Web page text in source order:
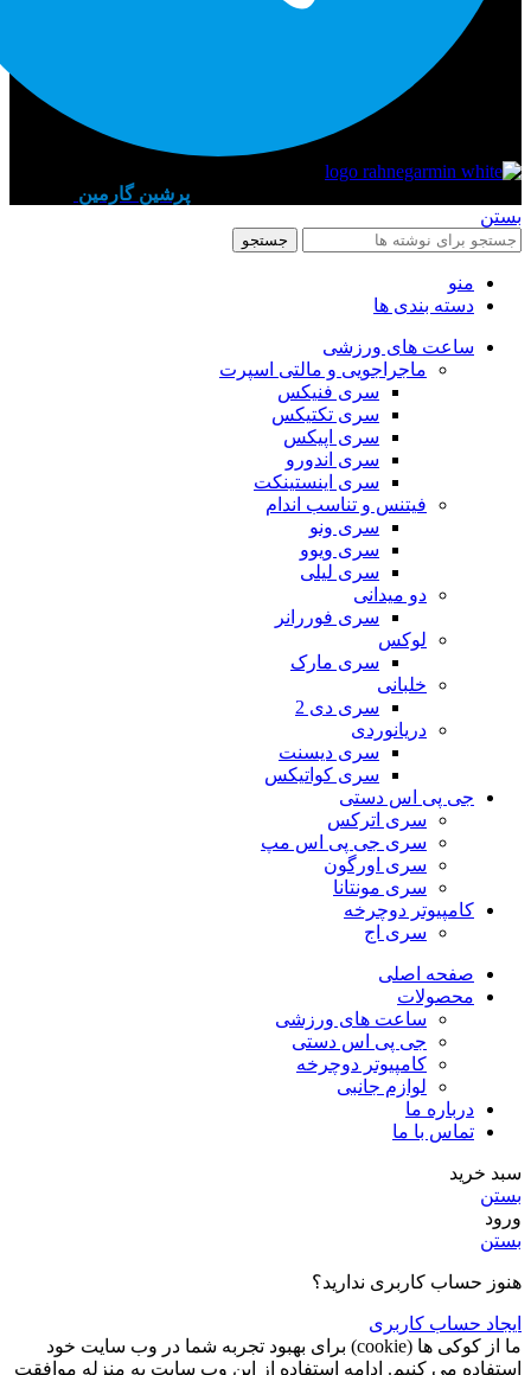
پرشین گارمین
بستن
جستجو
منو
دسته بندی ها
ساعت های ورزشی
ماجراجویی و مالتی اسپرت
سری فنیکس
سری تکتیکس
سری اپیکس
سری اندورو
سری اینستینکت
فیتنس و تناسب اندام
سری ونو
سری ویوو
سری لیلی
دو میدانی
سری فوررانر
لوکس
سری مارک
خلبانی
سری دی 2
دریانوردی
سری دیسنت
سری کواتیکس
جی پی اس دستی
سری اترکس
سری جی پی اس مپ
سری اورگون
سری مونتانا
کامپیوتر دوچرخه
سری اج
صفحه اصلی
محصولات
ساعت های ورزشی
جی پی اس دستی
کامپیوتر دوچرخه
لوازم جانبی
درباره ما
تماس با ما
سبد خرید
بستن
ورود
بستن
هنوز حساب کاربری ندارید؟
ایجاد حساب کاربری
ما از کوکی ها (cookie) برای بهبود تجربه شما در وب سایت خود
استفاده می کنیم. ادامه استفاده از این وب سایت به منزله موافقت